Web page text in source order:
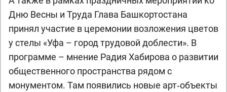
Дню Весны и Труда Глава Башкортостана
принял участие в церемонии возложения цветов
у стелы «Уфа – город трудовой доблести». В
программе – мнение Радия Хабирова о развитии
общественного пространства рядом с
монументом. Там появились новые арт‑объекты